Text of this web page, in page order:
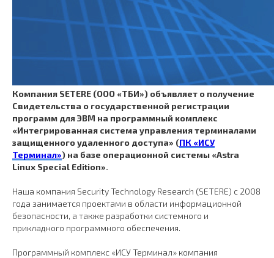
Компания SETERE (ООО «ТБИ») объявляет о получение
Свидетельства о государственной регистрации
программ для ЭВМ на программный комплекс
«Интегрированная система управления терминалами
защищенного удаленного доступа» (ПК «ИСУ
Терминал») на базе операционной системы «Astra
Linux Special Edition».
Наша компания Security Technology Research (SETERE) с 2008
года занимается проектами в области информационной
безопасности, а также разработки системного и
прикладного программного обеспечения.
Программный комплекс «ИСУ Терминал» компания